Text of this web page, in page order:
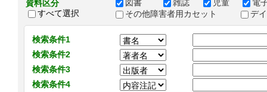
資料区分
すべて選択
図書 雑誌 児童
電
その他障害者用カセット
デ
検索条件1
検索条件2
検索条件3
検索条件4